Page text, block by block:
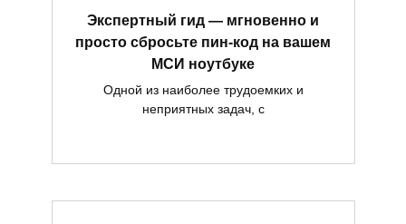
Экспертный гид — мгновенно и
просто сбросьте пин-код на вашем
МСИ ноутбуке
Одной из наиболее трудоемких и
неприятных задач, с